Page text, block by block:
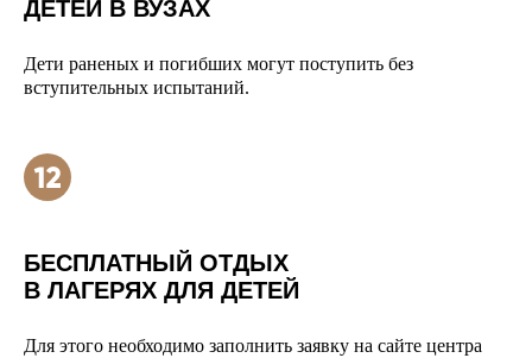
ДЕТЕЙ В ВУЗАХ
Дети раненых и погибших могут поступить без
вступительных испытаний.
БЕСПЛАТНЫЙ ОТДЫХ
В ЛАГЕРЯХ ДЛЯ ДЕТЕЙ
Для этого необходимо заполнить заявку на сайте центра